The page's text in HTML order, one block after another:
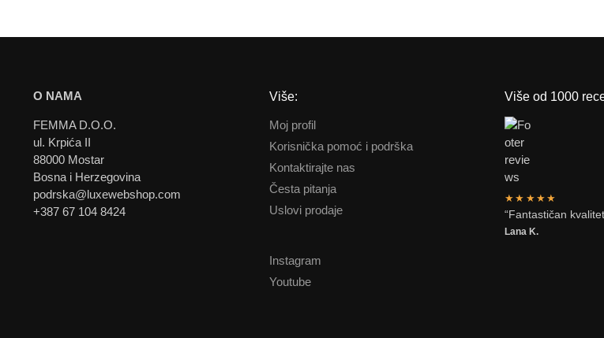
O NAMA
FEMMA D.O.O.
ul. Krpića II
88000 Mostar
Bosna i Herzegovina
podrska@luxewebshop.com
+387 67 104 8424
Više:
Moj profil
Korisnička pomoć i podrška
Kontaktirajte nas
Česta pitanja
Uslovi prodaje
Instagram
Youtube
Više od 1000
★★★★★
“Fantastičan
Lana K.